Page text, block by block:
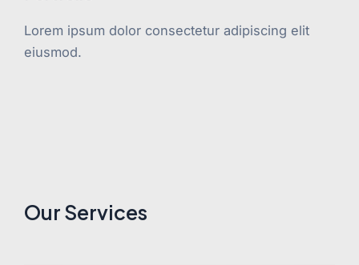
Lorem ipsum dolor consectetur adipiscing elit
eiusmod.
Our Services